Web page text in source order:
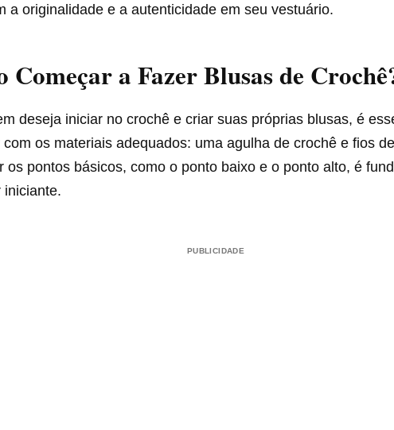
a originalidade e a autenticidade em seu vestuário.
Começar a Fazer Blusas de
deseja iniciar no crochê e criar suas próprias blusas, é
com os materiais adequados: uma agulha de crochê e fios
os pontos básicos, como o ponto baixo e o ponto alto, é
iniciante.
PUBLICIDADE